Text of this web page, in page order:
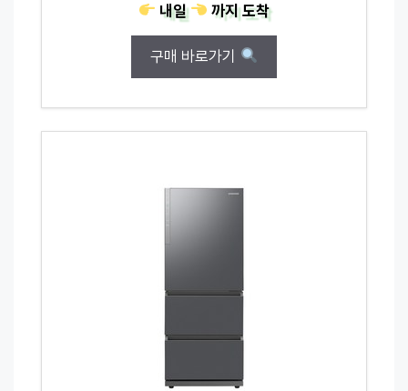
내일
까지도착
구매 바로가기